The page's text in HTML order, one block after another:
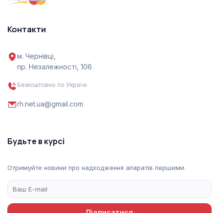
Контакти
м. Чернівці,
пр. Незалежності, 106
Безкоштовно по Україні
rh.net.ua@gmail.com
Будьте в курсі
Отримуйте новини про надходження апаратів першими.